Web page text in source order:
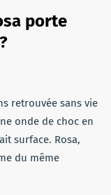
porte
retrouvée sans vie
onde de choc en
surface. Rosa,
du même